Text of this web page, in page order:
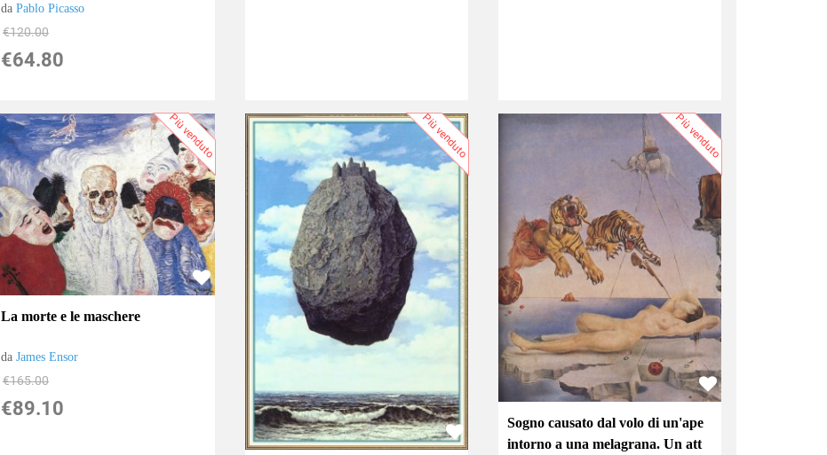
daPablo Picasso
€120.00
€64.80
Più venduto
La morte e le maschere
daJames Ensor
€165.00
€89.10
Più venduto Più venduto
Sogno causato dal volo di un'ape
intorno a una melagrana. Un att